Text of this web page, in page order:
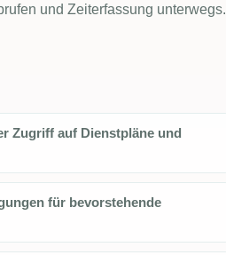
und Zeiterfassung unterwegs.
Zugriff auf Dienstpläne und
für bevorstehende